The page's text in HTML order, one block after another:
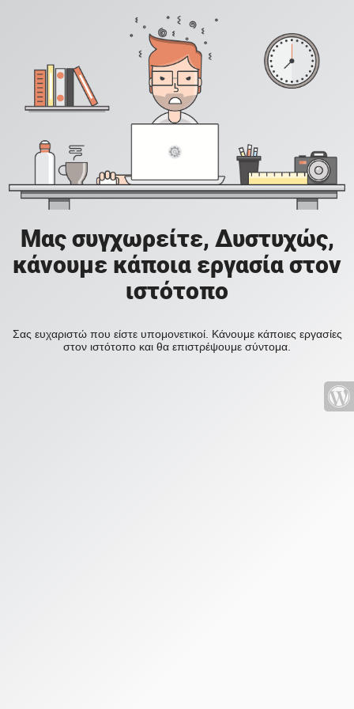
Μας συγχωρείτε, Δυστυχώς,
κάνουμε κάποια εργασία στον
ιστότοπο
Σας ευχαριστώ που είστε υπομονετικοί. Κάνουμε κάποιες εργασίες
στον ιστότοπο και θα επιστρέψουμε σύντομα.